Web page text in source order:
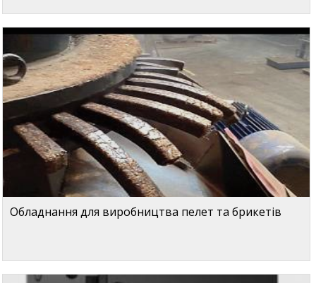
Обладнання для виробництва пелет та брикетів